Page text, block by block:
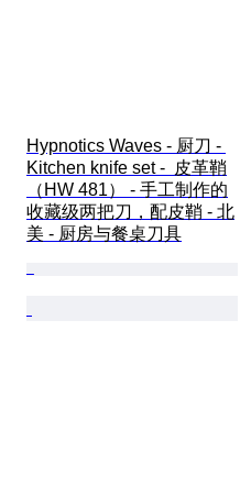
Hypnotics Waves - 厨刀 -
Kitchen knife set -  皮革鞘
（HW 481） - 手工制作的
收藏级两把刀，配皮鞘 - 北
美 - 厨房与餐桌刀具